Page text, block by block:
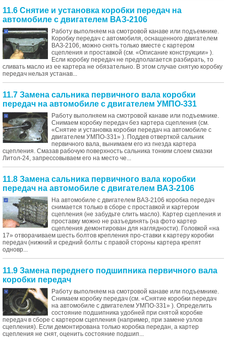
11.6 Снятие и установка коробки передач на
автомобиле с двигателем ВАЗ-2106
Работу выполняем на смотровой канаве или подъемнике.
Коробку передач с автомобиля, оснащенного двигателем
ВАЗ-2106, можно снять только вместе с картером
сцепления и проставкой (см. «Описание конструкции» ).
Если коробку передач не предполагается разбирать, то
сливать масло из ее картера не обязательно. В этом случае снятую коробку
передач нельзя устанав...
11.7 Замена сальника первичного вала коробки
передач на автомобиле с двигателем УМПО-331
Работу выполняем на смотровой канаве или подъемнике.
Снимаем коробку передач без картера сцепления (см.
«Снятие и установка коробки передач на автомобиле с
двигателем УМПО-331» ). Поддев отверткой сальник
первичного вала, вынимаем его из гнезда картера
сцепления. Смазав рабочую поверхность сальника тонким слоем смазки
Литол-24, запрессовываем его на место че...
11.8 Замена сальника первичного вала коробки
передач на автомобиле с двигателем ВАЗ-2106
На автомобиле с двигателем ВАЗ-2106 коробка передач
снимается только в сборе с проставкой и картером
сцепления (не забудьте слить масло). Картер сцепления и
проставку можно не разъединять (на фото картер
сцепления демонтирован для наглядности). Головкой «на
17» отворачиваем шесть болтов крепления про-ставки к картеру коробки
передач (нижний и средний болты с правой стороны картера крепят
одновр...
11.9 Замена переднего подшипника первичного вала
коробки передач
Работу выполняем на смотровой канаве или подъемнике.
Снимаем коробку передач (см. «Снятие коробки передач
на автомобиле с двигателем УМПО-331» ). Определить
состояние подшипника удобней при снятой коробке
передач в сборе с картером сцепления (например, при замене узлов
сцепления). Если демонтирована только коробка передан, а картер
сцепления не снят, оценить состояние подшип...